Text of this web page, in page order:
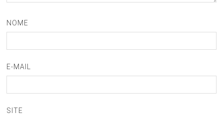
NOME
E-MAIL
SITE